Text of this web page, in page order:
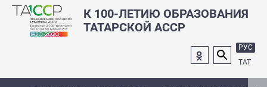
К 100-ЛЕТИЮ ОБРАЗОВАНИЯ
ТАТАРСКОЙ АССР
РУС
ТАТ